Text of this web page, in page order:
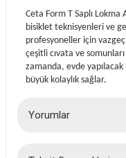
Ceta Form T Saplı
bisiklet teknisyenleri ve
profesyoneller için
çeşitli cıvata ve
zamanda, evde
büyük kolaylık sağlar.
Yorumlar